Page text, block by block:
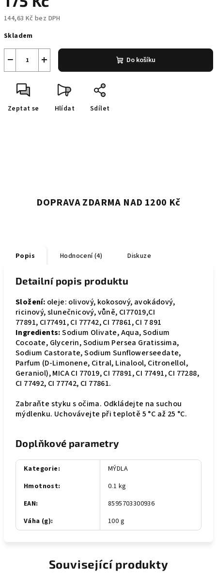
144,63 Kč bez DPH
cena:
Skladem
+
− Do košíku
Zeptat se Hlídat Sdílet
DOPRAVA ZDARMA NAD 1200 Kč
Popis Hodnocení (4) Diskuze
Detailní popis produktu
Složení: oleje: olivový, kokosový, avokádový,
ricinový, slunečnicový, vůně, CI77019,CI
77891, CI77491, CI 77742, CI 77861, CI 7 891
Ingredients:Sodium Olivate, Aqua, Sodium
Cocoate, Glycerin, Sodium Persea Gratissima,
Sodium Castorate, Sodium Sunflowerseedate,
Parfum (D-Limonene, Citral, Linalool, Citronellol,
Geraniol), MICA CI 77019, CI 77891, CI 77491, CI 77288,
CI 77492, CI 77742, CI 77861.
Zabraňte styku s očima. Odkládejte na suchou
mýdlenku. Uchovávejte při teplotě 5 °C až 25 °C.
Doplňkové parametry
Kategorie:
MÝDLA
Hmotnost:
0.1 kg
EAN:
8595703300936
Váha (g): 100 g
Související produkty